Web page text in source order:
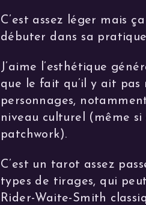
C’est assez léger mais
débuter dans sa
J’aime l’esthétique
que le fait qu’il y ait pas
personnages,
niveau culturel (même
patchwork).
C’est un tarot assez
types de tirages, qui
Rider-Waite-Smith